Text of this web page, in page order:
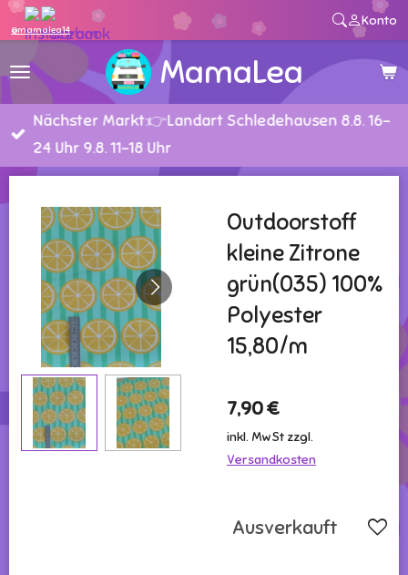
@mamalea14
Konto
Zum
Hauptinhalt
springen
MamaLea
Nächster Markt:👉Landart Schledehausen 8.8. 16-
24 Uhr 9.8. 11-18 Uhr
Outdoorstoff
kleine Zitrone
grün(035) 100%
Polyester
15,80/m
7,90 €
inkl. MwSt zzgl.
Versandkosten
Ausverkauft